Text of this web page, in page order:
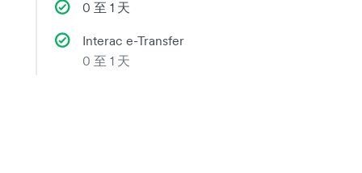
0 至 1 天
Interac e-Transfer
0 至 1 天